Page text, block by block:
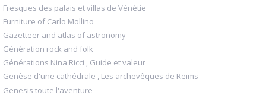
Fresques des palais et villas de Vénétie
Furniture of Carlo Mollino
Gazetteer and atlas of astronomy
Génération rock and folk
Générations Nina Ricci , Guide et valeur
Genèse d'une cathédrale , Les archevêques de Reims
Genesis toute l'aventure